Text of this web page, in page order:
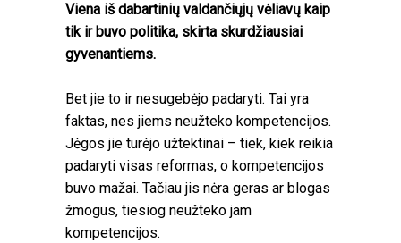
Viena iš dabartinių valdančiųjų vėliavų kaip
tik ir buvo politika, skirta skurdžiausiai
gyvenantiems.
Bet jie to ir nesugebėjo padaryti. Tai yra
faktas, nes jiems neužteko kompetencijos.
Jėgos jie turėjo užtektinai – tiek, kiek reikia
padaryti visas reformas, o kompetencijos
buvo mažai. Tačiau jis nėra geras ar blogas
žmogus, tiesiog neužteko jam
kompetencijos.